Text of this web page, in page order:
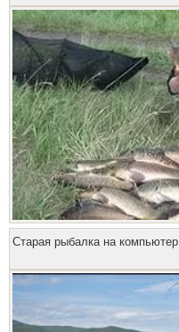
Старая рыбалка на компьютер